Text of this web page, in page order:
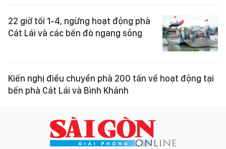
22 giờ tối 1-4, ngừng hoạt động phà
Cát Lái và các bến đò ngang sông
Kiến nghị điều chuyển phà 200 tấn về hoạt động tại
bến phà Cát Lái và Bình Khánh